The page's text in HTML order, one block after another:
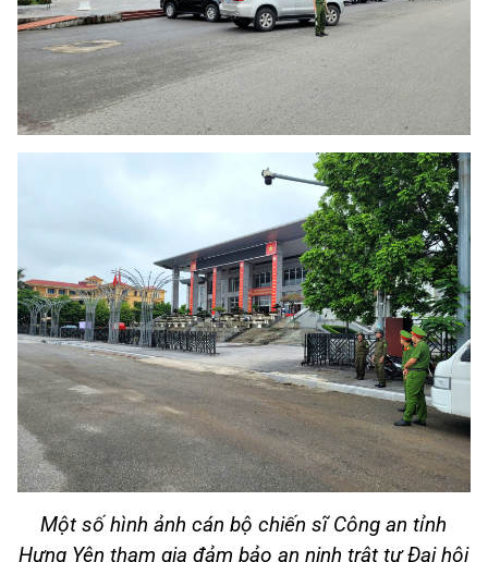
Một số hình ảnh cán bộ chiến sĩ Công an tỉnh
Hưng Yên tham gia đảm bảo an ninh trật tự Đại hội